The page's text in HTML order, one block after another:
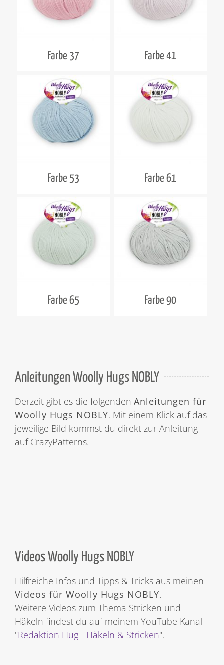
Farbe 37 Farbe 41
Farbe 53 Farbe 61
Farbe 65 Farbe 90
Anleitungen Woolly Hugs NOBLY
Derzeit gibt es die folgenden Anleitungen für
Woolly Hugs NOBLY. Mit einem Klick auf das
jeweilige Bild kommst du direkt zur Anleitung
auf CrazyPatterns.
Videos Woolly Hugs NOBLY
Hilfreiche Infos und Tipps & Tricks aus meinen
Videos für Woolly Hugs NOBLY.
Weitere Videos zum Thema Stricken und
Häkeln findest du auf meinem YouTube Kanal
"Redaktion Hug - Häkeln & Stricken".